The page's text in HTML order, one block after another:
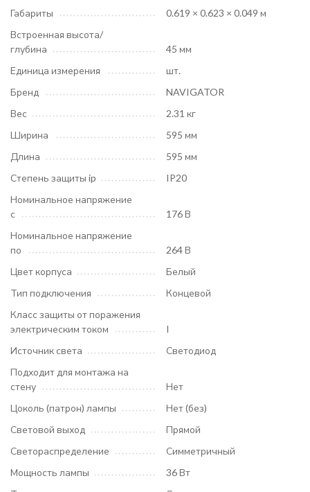
Габариты
0.619 × 0.623 × 0.049 м
Встроенная высота/
глубина
45 мм
Единица измерения
шт.
Бренд
NAVIGATOR
Вес
2.31 кг
Ширина
595 мм
Длина
595 мм
Степень защиты ip
IP20
Номинальное напряжение
с
176 В
Номинальное напряжение
по
264 В
Цвет корпуса
Белый
Тип подключения
Концевой
Класс защиты от поражения
электрическим током
I
Источник света
Светодиод
Подходит для монтажа на
стену
Нет
Цоколь (патрон) лампы
Нет (без)
Световой выход
Прямой
Светораспределение
Симметричный
Мощность лампы
36 Вт